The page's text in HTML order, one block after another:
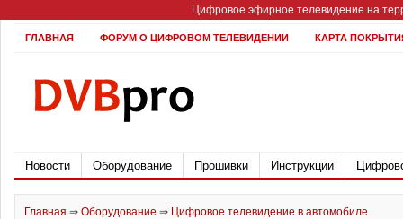
Цифровое эфирное телевидение на
ГЛАВНАЯ ФОРУМ О ЦИФРОВОМ ТЕЛЕВИДЕНИИ КАРТА
Новости Оборудование Прошивки Инструкции
Главная ⇒ Оборудование ⇒ Цифровое телевидение в автомобиле